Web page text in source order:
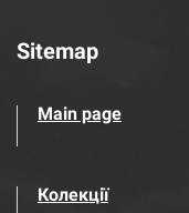
Sitemap
Main page
Колекції